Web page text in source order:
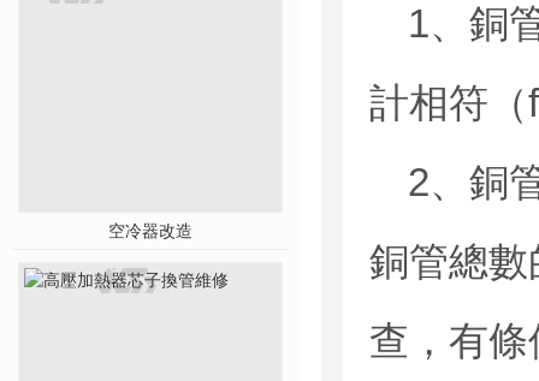
空冷器改造
1、銅
計相符
2、銅
銅管總
查，有